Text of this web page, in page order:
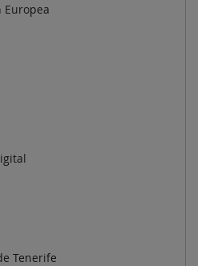
Europea
Tenerife